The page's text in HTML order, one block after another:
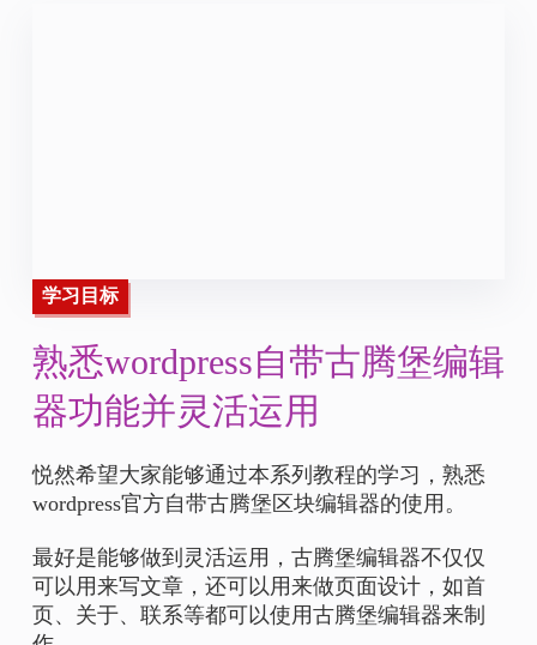
学习目标
熟悉wordpress自带古腾堡编辑
器功能并灵活运用
悦然希望大家能够通过本系列教程的学习，熟悉
wordpress官方自带古腾堡区块编辑器的使用。
最好是能够做到灵活运用，古腾堡编辑器不仅仅
可以用来写文章，还可以用来做页面设计，如首
页、关于、联系等都可以使用古腾堡编辑器来制